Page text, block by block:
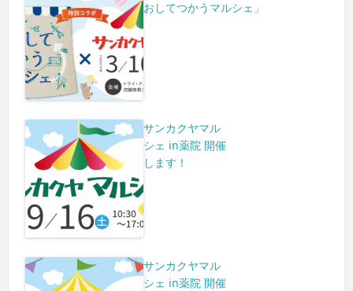
おしてつかうマルシェ」
サンカクヤマル
シェ in薬院 開催
します！
サンカクヤマル
シェ in薬院 開催